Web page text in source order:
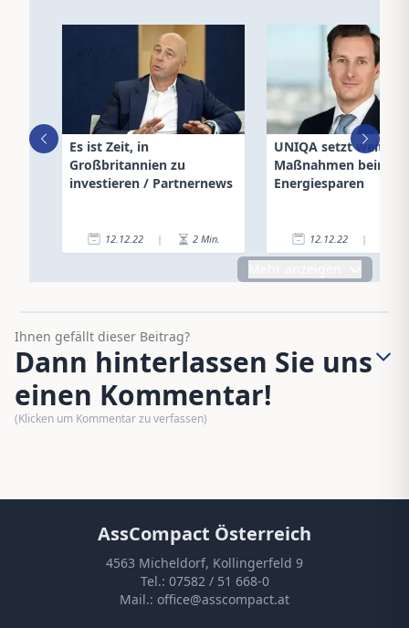
Es ist Zeit, in
Großbritannien zu
investieren / Partnernews
12.12.22 | 2 Min.
UNIQA setzt weitere
Maßnahmen beim
Energiesparen
12.12.22 |
Ihnen gefällt dieser Beitrag?
Dann hinterlassen Sie uns
einen Kommentar!
(Klicken um Kommentar zu verfassen)
AssCompact Österreich
4563 Micheldorf, Kollingerfeld 9
Tel.: 07582 / 51 668-0
Mail.: office@asscompact.at